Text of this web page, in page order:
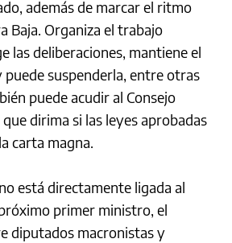
además de marcar el ritmo
Baja. Organiza el trabajo
las deliberaciones, mantiene el
puede suspenderla, entre otras
puede acudir al Consejo
dirima si las leyes aprobadas
carta magna.
está directamente ligada al
primer ministro, el
diputados macronistas y